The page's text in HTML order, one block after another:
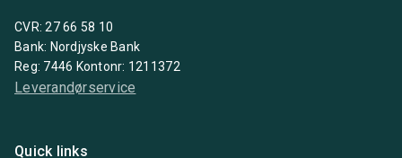
CVR: 27 66 58 10
Bank: Nordjyske Bank
Reg: 7446 Kontonr: 1211372
Leverandørservice
Quick links